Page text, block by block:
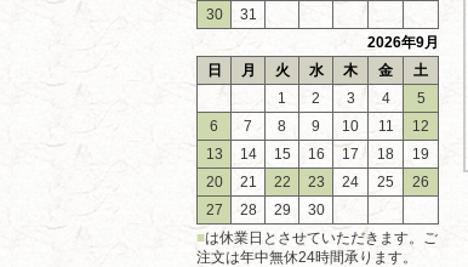
30
31
2026年9月
日
月 火 水 木 金
土
1
2 3 4
5
6
7 8 9 10 11
12
13
14 15 16 17 18
19
20
21 22 23 24 25
26
27
28 29
30
■は休業日とさせていただきます。ご
注文は年中無休24時間承ります。